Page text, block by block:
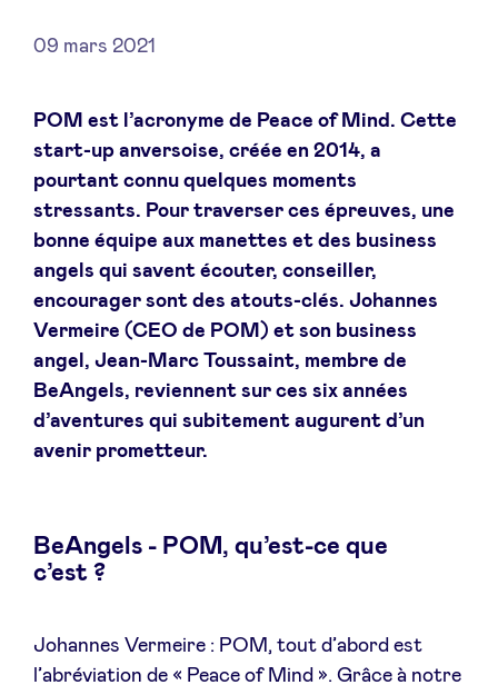
Actualités
Avantages
BeAngels Academy
BeAngels Luxembourg
NXT Brussels - Groupe d'investissement
Pooling Services
BeAngels x PMV
09 mars 2021
POM est l’acronyme de Peace of Mind. Cette
start-up anversoise, créée en 2014, a
pourtant connu quelques moments
stressants. Pour traverser ces épreuves, une
bonne équipe aux manettes et des business
angels qui savent écouter, conseiller,
encourager sont des atouts-clés. Johannes
Vermeire (CEO de POM) et son business
angel, Jean-Marc Toussaint, membre de
BeAngels, reviennent sur ces six années
d’aventures qui subitement augurent d’un
avenir prometteur.
BeAngels - POM, qu’est-ce que
c’est ?
Johannes Vermeire : POM, tout d’abord est
l’abréviation de « Peace of Mind ». Grâce à notre